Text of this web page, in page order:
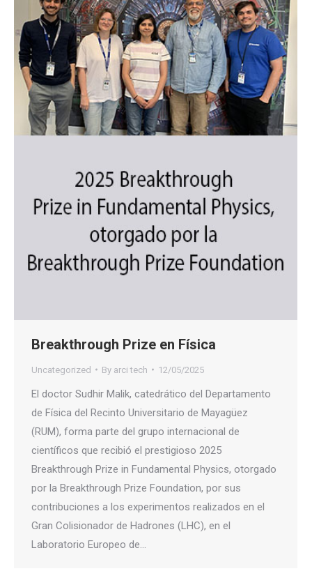
Breakthrough Prize en Física
Uncategorized By arci tech 12/05/2025
El doctor Sudhir Malik, catedrático del Departamento
de Física del Recinto Universitario de Mayagüez
(RUM), forma parte del grupo internacional de
científicos que recibió el prestigioso 2025
Breakthrough Prize in Fundamental Physics, otorgado
por la Breakthrough Prize Foundation, por sus
contribuciones a los experimentos realizados en el
Gran Colisionador de Hadrones (LHC), en el
Laboratorio Europeo de…